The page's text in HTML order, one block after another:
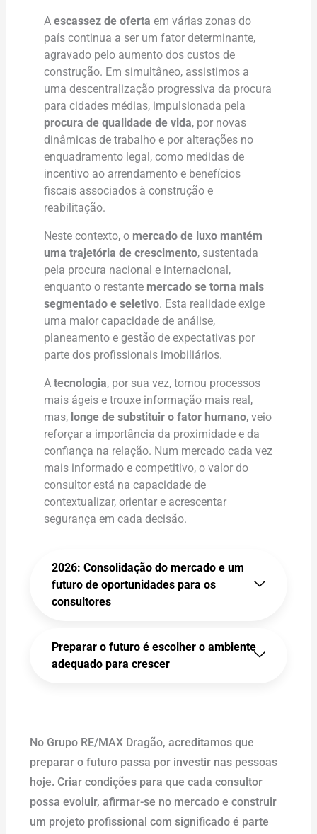
Aescassez de oferta em várias zonas do
país continua a ser um fator determinante,
agravado pelo aumento dos custos de
construção. Em simultâneo, assistimos a
uma descentralização progressiva da procura
para cidades médias, impulsionada pela
procura de qualidade de vida, por novas
dinâmicas de trabalho e por alterações no
enquadramento legal, como medidas de
incentivo ao arrendamento e benefícios
fiscais associados à construção e
reabilitação.
Neste contexto, o mercado de luxo mantém
uma trajetória de crescimento, sustentada
pela procura nacional e internacional,
enquanto o restante mercado se torna mais
segmentado e seletivo. Esta realidade exige
uma maior capacidade de análise,
planeamento e gestão de expectativas por
parte dos profissionais imobiliários.
Atecnologia, por sua vez, tornou processos
mais ágeis e trouxe informação mais real,
mas, longe de substituir o fator humano, veio
reforçar a importância da proximidade e da
confiança na relação. Num mercado cada vez
mais informado e competitivo, o valor do
consultor está na capacidade de
contextualizar, orientar e acrescentar
segurança em cada decisão.
2026: Consolidação do mercado e um
futuro de oportunidades para os
consultores
Preparar o futuro é escolher o ambiente
adequado para crescer
No Grupo RE/MAX Dragão, acreditamos que
preparar o futuro passa por investir nas pessoas
hoje. Criar condições para que cada consultor
possa evoluir, afirmar-se no mercado e construir
um projeto profissional com significado é parte